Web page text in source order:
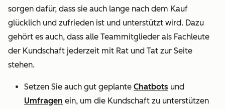
sorgen dafür, dass sie auch lange nach dem Kauf
glücklich und zufrieden ist und unterstützt wird. Dazu
gehört es auch, dass alle Teammitglieder als Fachleute
der Kundschaft jederzeit mit Rat und Tat zur Seite
stehen.
Setzen Sie auch gut geplante Chatbots und
Umfragen ein, um die Kundschaft zu unterstützen